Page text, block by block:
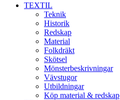
TEXTIL
Teknik
Historik
Redskap
Material
Folkdräkt
Skötsel
Mönsterbeskrivningar
Vävstugor
Utbildningar
Köp material & redskap